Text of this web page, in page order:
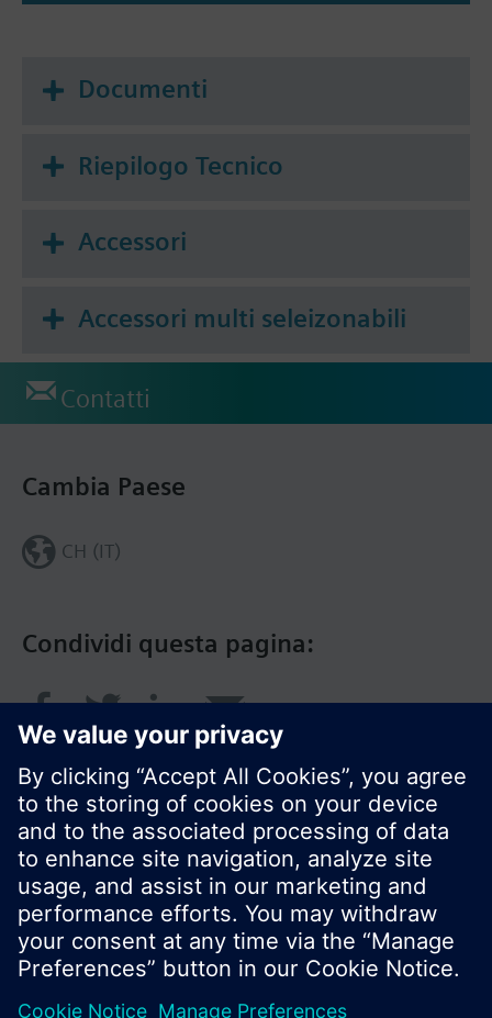
Documenti
Riepilogo Tecnico
Accessori
Accessori multi seleizonabili
Contatti
Condividi questa pagina:
Cambia Paese
CH (IT)
© Siemens Switzerland Ltd. 2018
I prodotti e i pressi possono variare a seconda del